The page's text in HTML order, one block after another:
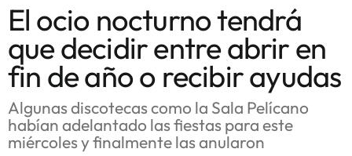
Tendencias
Memoria Histórica
Gastronomía
El ocio nocturno tendrá
que decidir entre abrir en
fin de año o recibir ayudas
Algunas discotecas como la Sala Pelícano
habían adelantado las fiestas para este
miércoles y finalmente las anularon